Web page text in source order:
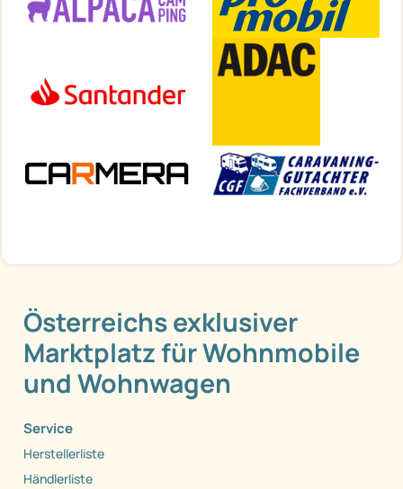
Österreichs exklusiver
Marktplatz für Wohnmobile
und Wohnwagen
Service
Herstellerliste
Händlerliste